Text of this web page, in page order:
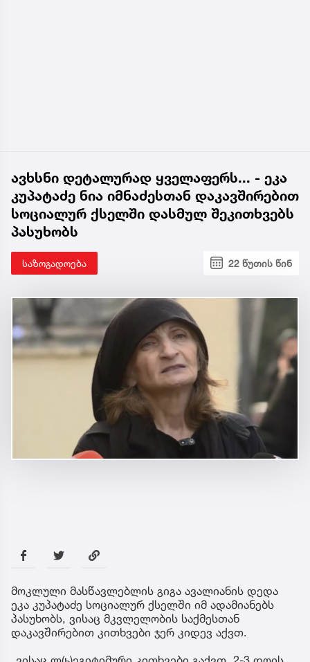
ავხსნი დეტალურად ყველაფერს... - ეკა
კუპატაძე ნია იმნაძესთან დაკავშირებით
სოციალურ ქსელში დასმულ შეკითხვებს
პასუხობს
საზოგადოება 22 წუთის წინ
მოკლული მასწავლებლის გიგა ავალიანის დედა
ეკა კუპატაძე სოციალურ ქსელში იმ ადამიანებს
პასუხობს, ვისაც მკვლელობის საქმესთან
დაკავშირებით კითხვები ჯერ კიდევ აქვთ.